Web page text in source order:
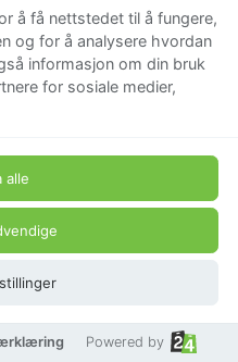
å få nettstedet til å fungere,
og for å analysere hvordan
informasjon om din bruk
for sosiale medier,
alle
Powered by